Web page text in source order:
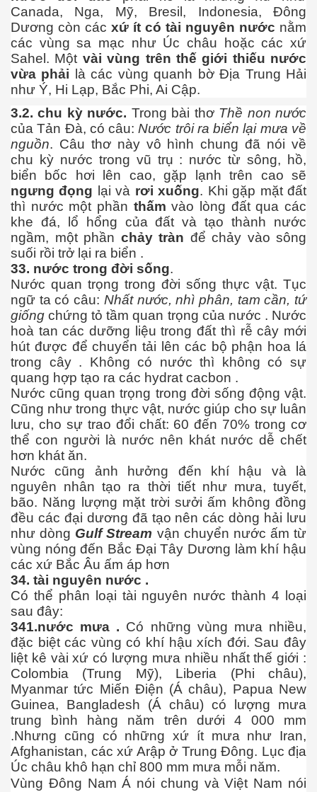
Canada, Nga, Mỹ, Bresil, Indonesia, Đông
Dương còn các xứ ít có tài nguyên nước nằm
các vùng sa mạc như Úc châu hoặc các xứ
Sahel. Một vài vùng trên thế giới thiếu nước
vừa phải là các vùng quanh bờ Địa Trung Hải
như Ý, Hi Lạp, Bắc Phi, Ai Cập.
3.2. chu kỳ nước. Trong bài thơ Thề non nước
của Tản Đà, có câu:Nước trôi ra biển lại mưa về
nguồn. Câu thơ này vô hình chung đã nói về
chu kỳ nước trong vũ trụ : nước từ sông, hồ,
biển bốc hơi lên cao, gặp lạnh trên cao sẽ
ngưng đọng lại và rơi xuống. Khi gặp mặt đất
thì nước một phần thấm vào lòng đất qua các
khe đá, lổ hổng của đất và tạo thành nước
ngầm, một phần chảy tràn để chảy vào sông
suối rồi trở lại ra biển .
33. nước trong đời sống.
Nước quan trọng trong đời sống thực vật. Tục
ngữ ta có câu: Nhất nước, nhì phân, tam cần, tứ
giốngchứng tỏ tầm quan trọng của nước . Nước
hoà tan các dưỡng liệu trong đất thì rễ cây mới
hút được để chuyển tải lên các bộ phận hoa lá
trong cây . Không có nước thì không có sự
quang hợp tạo ra các hydrat cacbon .
Nước cũng quan trọng trong đời sống động vật.
Cũng như trong thực vật, nước giúp cho sự luân
lưu, cho sự trao đổi chất: 60 đến 70% trong cơ
thể con người là nước nên khát nước dễ chết
hơn khát ăn.
Nước cũng ảnh hưởng đến khí hậu và là
nguyên nhân tạo ra thời tiết như mưa, tuyết,
bão. Năng lượng mặt trời sưởi ấm không đồng
đều các đại dương đã tạo nên các dòng hải lưu
như dòng Gulf Stream vận chuyển nước ấm từ
vùng nóng đến Bắc Đại Tây Dương làm khí hậu
các xứ Bắc Âu ấm áp hơn
34. tài nguyên nước .
Có thể phân loại tài nguyên nước thành 4 loại
sau đây:
341.nước mưa . Có những vùng mưa nhiều,
đặc biệt các vùng có khí hậu xích đới. Sau đây
liệt kê vài xứ có lượng mưa nhiều nhất thế giới :
Colombia (Trung Mỹ), Liberia (Phi châu),
Myanmar tức Miến Điện (Á châu), Papua New
Guinea, Bangladesh (Á châu) có lượng mưa
trung bình hàng năm trên dưới 4 000 mm
.Nhưng cũng có những xứ ít mưa như Iran,
Afghanistan, các xứ Arập ở Trung Đông. Lục địa
Úc châu khô hạn chỉ 800 mm mưa mỗi năm.
Vùng Đông Nam Á nói chung và Việt Nam nói
thuốc trị ung thư
đọt bắp
làm gì?
đới
hải ngoại
là gì đây ?
năm 2030